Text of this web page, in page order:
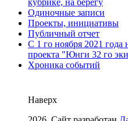
кубрике, на берегу
Одиночные записи
Проекты, инициативы
Публичный отчет
С 1 го ноября 2021 года
проекта "Юнги 32 го
Хроника событий
Наверх